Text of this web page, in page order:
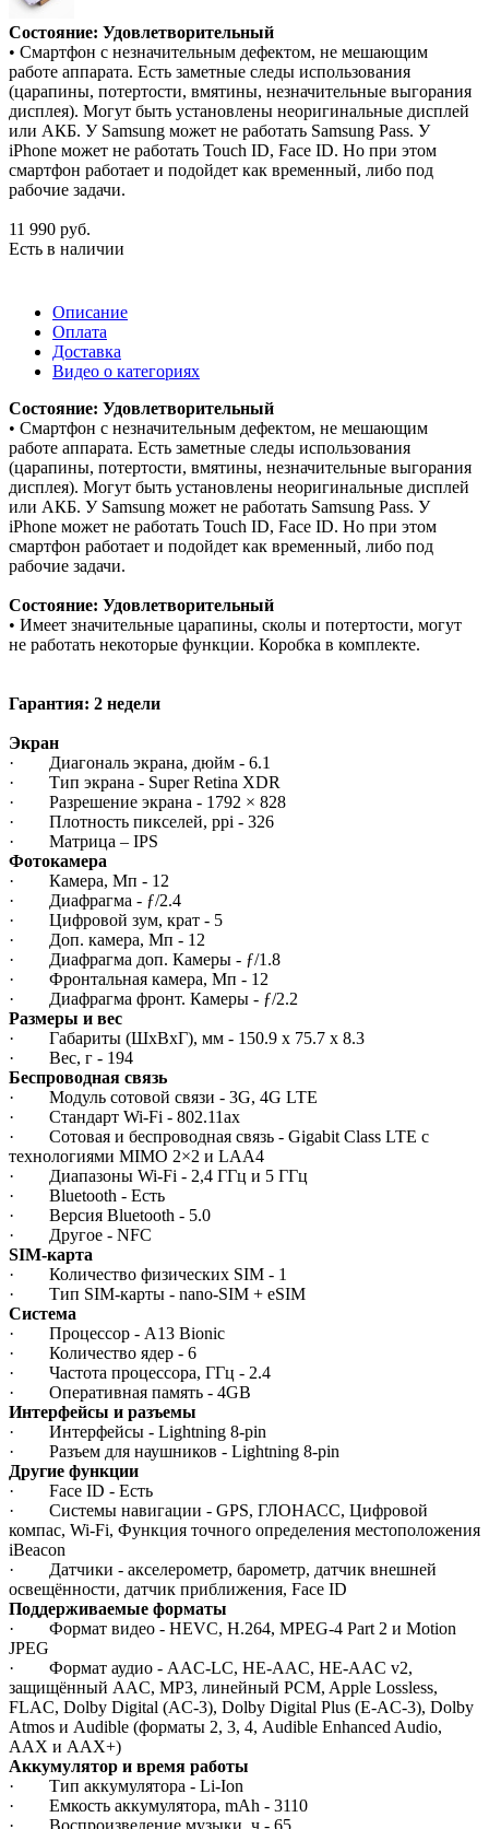
Состояние: Удовлетворительный
• Смартфон с незначительным дефектом, не мешающим
работе аппарата. Есть заметные следы использования
(царапины, потертости, вмятины, незначительные выгорания
дисплея). Могут быть установлены неоригинальные дисплей
или АКБ. У Samsung может не работать Samsung Pass. У
iPhone может не работать Touch ID, Face ID. Но при этом
смартфон работает и подойдет как временный, либо под
рабочие задачи.
11 990 руб.
Есть в наличии
Описание
Оплата
Доставка
Видео о категориях
Состояние: Удовлетворительный
• Смартфон с незначительным дефектом, не мешающим
работе аппарата. Есть заметные следы использования
(царапины, потертости, вмятины, незначительные выгорания
дисплея). Могут быть установлены неоригинальные дисплей
или АКБ. У Samsung может не работать Samsung Pass. У
iPhone может не работать Touch ID, Face ID. Но при этом
смартфон работает и подойдет как временный, либо под
рабочие задачи.
Состояние: Удовлетворительный
• Имеет значительные царапины, сколы и потертости, могут
не работать некоторые функции. Коробка в комплекте.
Гарантия: 2 недели
Экран
· Диагональ экрана, дюйм - 6.1
· Тип экрана - Super Retina XDR
· Разрешение экрана - 1792 × 828
· Плотность пикселей, ppi - 326
· Матрица – IPS
Фотокамера
· Камера, Мп - 12
· Диафрагма - ƒ/2.4
· Цифровой зум, крат - 5
· Доп. камера, Мп - 12
· Диафрагма доп. Камеры - ƒ/1.8
· Фронтальная камера, Мп - 12
· Диафрагма фронт. Камеры - ƒ/2.2
Размеры и вес
· Габариты (ШxВxГ), мм - 150.9 x 75.7 x 8.3
· Вес, г - 194
Беспроводная связь
· Модуль сотовой связи - 3G, 4G LTE
· Стандарт Wi-Fi - 802.11ax
· Сотовая и беспроводная связь - Gigabit Class LTE с
технологиями MIMO 2×2 и LAA4
· Диапазоны Wi-Fi - 2,4 ГГц и 5 ГГц
· Bluetooth - Есть
· Версия Bluetooth - 5.0
· Другое - NFC
SIM-карта
· Количество физических SIM - 1
· Тип SIM-карты - nano-SIM + eSIM
Система
· Процессор - A13 Bionic
· Количество ядер - 6
· Частота процессора, ГГц - 2.4
· Оперативная память - 4GB
Интерфейсы и разъемы
· Интерфейсы - Lightning 8-pin
· Разъем для наушников - Lightning 8-pin
Другие функции
· Face ID - Есть
· Системы навигации - GPS, ГЛОНАСС, Цифровой
компас, Wi‑Fi, Функция точного определения местоположения
iBeacon
· Датчики - акселерометр, барометр, датчик внешней
освещённости, датчик приближения, Face ID
Поддерживаемые форматы
· Формат видео - HEVC, H.264, MPEG‑4 Part 2 и Motion
JPEG
· Формат аудио - AAC‑LC, HE‑AAC, HE‑AAC v2,
защищённый AAC, MP3, линейный PCM, Apple Lossless,
FLAC, Dolby Digital (AC‑3), Dolby Digital Plus (E‑AC‑3), Dolby
Atmos и Audible (форматы 2, 3, 4, Audible Enhanced Audio,
AAX и AAX+)
Аккумулятор и время работы
· Тип аккумулятора - Li-Ion
· Емкость аккумулятора, mAh - 3110
· Воспроизведение музыки, ч - 65